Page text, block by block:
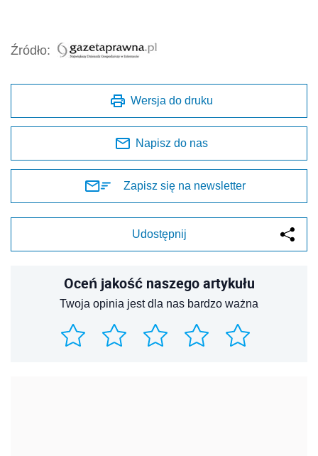
Źródło:
Wersja do druku
Napisz do nas
Zapisz się na newsletter
Udostępnij
Oceń jakość naszego artykułu
Twoja opinia jest dla nas bardzo ważna